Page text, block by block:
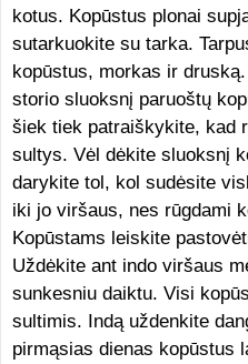
kotus. Kopūstus plonai
sutarkuokite su tarka.
kopūstus, morkas ir
storio sluoksnį paruoštų
šiek tiek patraiškykite, kad
sultys. Vėl dėkite sluoksnį
darykite tol, kol sudėsite
iki jo viršaus, nes rūgdami
Kopūstams leiskite
Uždėkite ant indo viršaus
sunkesniu daiktu. Visi
sultimis. Indą uždenkite
pirmąsias dienas kopūstus